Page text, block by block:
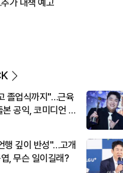
가 대책 예고
졸업식까지"…근육
본 공익, 코미디언 김
행 깊이 반성"…고개
, 무슨 일이길래?